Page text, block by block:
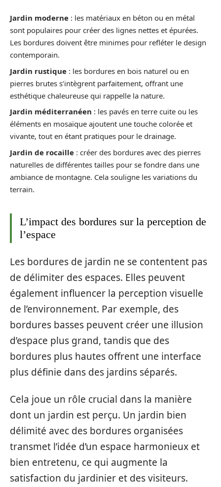
Jardin moderne : les matériaux en béton ou en métal
sont populaires pour créer des lignes nettes et épurées.
Les bordures doivent être minimes pour refléter le design
contemporain.
Jardin rustique : les bordures en bois naturel ou en
pierres brutes s’intègrent parfaitement, offrant une
esthétique chaleureuse qui rappelle la nature.
Jardin méditerranéen : les pavés en terre cuite ou les
éléments en mosaïque ajoutent une touche colorée et
vivante, tout en étant pratiques pour le drainage.
Jardin de rocaille : créer des bordures avec des pierres
naturelles de différentes tailles pour se fondre dans une
ambiance de montagne. Cela souligne les variations du
terrain.
L’impact des bordures sur la perception de
l’espace
Les bordures de jardin ne se contentent pas
de délimiter des espaces. Elles peuvent
également influencer la perception visuelle
de l’environnement. Par exemple, des
bordures basses peuvent créer une illusion
d’espace plus grand, tandis que des
bordures plus hautes offrent une interface
plus définie dans des jardins séparés.
Cela joue un rôle crucial dans la manière
dont un jardin est perçu. Un jardin bien
délimité avec des bordures organisées
transmet l’idée d’un espace harmonieux et
bien entretenu, ce qui augmente la
satisfaction du jardinier et des visiteurs.